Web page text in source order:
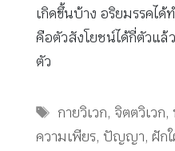
เกิดขึ้นบ้าง อริยมรรคได้
คือตัวสังโยชน์ได้กี่ตัวแล้
ตัว
Tags
กายวิเวก, จิตตวิเวก,
ความเพียร, ปัญญา, ฝัก